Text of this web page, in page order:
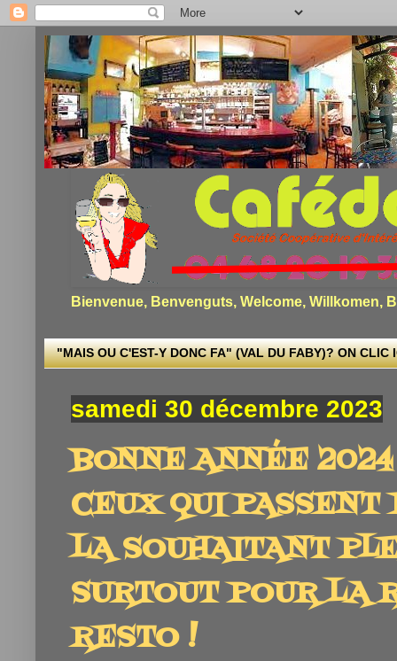
Bienvenue, Benvenguts, Welcome, Willkomen,
"MAIS OU C'EST-Y DONC FA" (VAL DU FABY)? ON CLIC
samedi 30 décembre 2023
BONNE ANNÉE
CEUX QUI
LA SOUHAITANT
SURTOUT POUR LA
RESTO !